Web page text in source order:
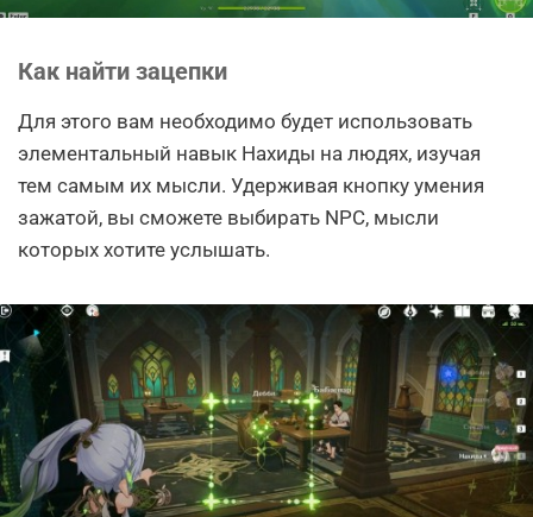
Как найти зацепки
Для этого вам необходимо будет использовать
элементальный навык Нахиды на людях, изучая
тем самым их мысли. Удерживая кнопку умения
зажатой, вы сможете выбирать NPC, мысли
которых хотите услышать.